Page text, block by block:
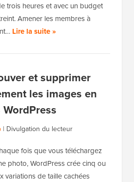
trois heures et avec un budget
Amener les membres à
Lire la suite »
et supprimer
les images en
| Divulgation du lecteur
fois que vous téléchargez
photo, WordPress crée cinq ou
variations de taille cachées